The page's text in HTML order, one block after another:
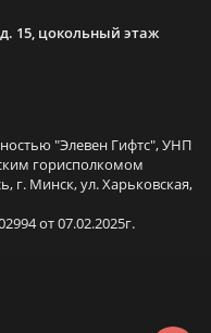
15, цокольный этаж
"Элевен Гифтс", УНП
горисполкомом
г. Минск, ул. Харьковская,
от 07.02.2025г.